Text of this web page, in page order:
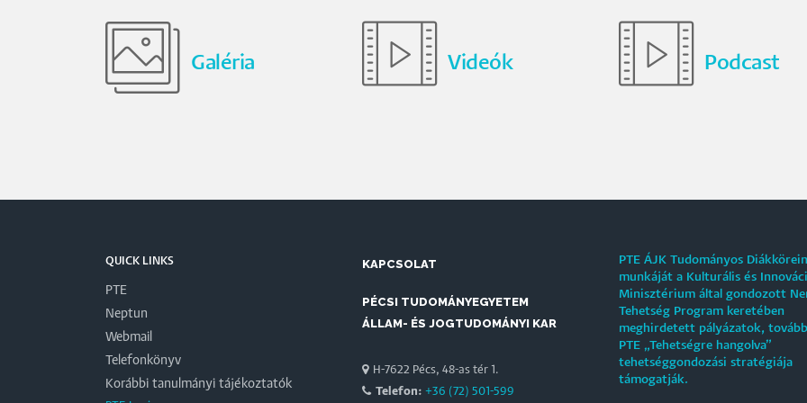
Galéria Videók Podcast
QUICK LINKS
PTE
Neptun
Webmail
Telefonkönyv
Korábbi tanulmányi tájékoztatók
KAPCSOLAT
PÉCSI TUDOMÁNYEGYETEM
ÁLLAM- ÉS JOGTUDOMÁNYI KAR
H-7622 Pécs, 48-as tér 1.
Telefon: +36 (72) 501-599
PTE ÁJK Tudományos
munkáját a Kulturális és
Minisztérium által gondozott
Tehetség Program keretében
meghirdetett pályázatok,
PTE „Tehetségre hangolva”
tehetséggondozási stratégiája
támogatják.